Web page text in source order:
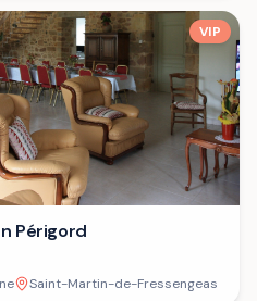
VIP
Périgord
Saint-Martin-de-Fressengeas